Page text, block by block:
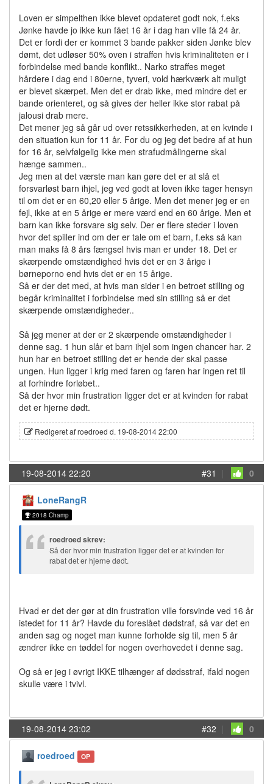
Loven er simpelthen ikke blevet opdateret godt nok, f.eks
Jønke havde jo ikke kun fået 16 år i dag han ville få 24 år.
Det er fordi der er kommet 3 bande pakker siden Jønke blev
dømt, det udløser 50% oven i straffen hvis kriminaliteten er i
forbindelse med bande konflikt.. Narko straffes meget
hårdere i dag end i 80erne, tyveri, vold hærkværk alt muligt
er blevet skærpet. Men det er drab ikke, med mindre det er
bande orienteret, og så gives der heller ikke stor rabat på
jalousi drab mere.
Det mener jeg så går ud over retssikkerheden, at en kvinde i
den situation kun for 11 år. For du og jeg det bedre af at hun
for 16 år, selvfølgelig ikke men strafudmålingerne skal
hænge sammen..
Jeg men at det værste man kan gøre det er at slå et
forsvarløst barn ihjel, jeg ved godt at loven ikke tager hensyn
til om det er en 60,20 eller 5 årige. Men det mener jeg er en
fejl, ikke at en 5 årige er mere værd end en 60 årige. Men et
barn kan ikke forsvare sig selv. Der er flere steder i loven
hvor det spiller ind om der er tale om et barn, f.eks så kan
man maks få 8 års fængsel hvis man er under 18. Det er
skærpende omstændighed hvis det er en 3 årige i
børneporno end hvis det er en 15 årige.
Så er der det med, at hvis man sider i en betroet stilling og
begår kriminalitet i forbindelse med sin stilling så er det
skærpende omstændigheder..
Så jeg mener at der er 2 skærpende omstændigheder i
denne sag. 1 hun slår et barn ihjel som ingen chancer har. 2
hun har en betroet stilling det er hende der skal passe
ungen. Hun ligger i krig med faren og faren har ingen ret til
at forhindre forløbet..
Så der hvor min frustration ligger det er at kvinden for rabat
det er hjerne dødt.
Redigeret af roedroed d. 19-08-2014 22:00
19-08-2014 22:20 #31 | 0
LoneRangR
2018 Champ
roedroed skrev:
Så der hvor min frustration ligger det er at kvinden for
rabat det er hjerne dødt.
Hvad er det der gør at din frustration ville forsvinde ved 16 år
istedet for 11 år? Havde du foreslået dødstraf, så var det en
anden sag og noget man kunne forholde sig til, men 5 år
ændrer ikke en tøddel for nogen overhovedet i denne sag.
Og så er jeg i øvrigt IKKE tilhænger af dødsstraf, ifald nogen
skulle være i tvivl.
19-08-2014 23:02 #32 | 0
roedroed OP